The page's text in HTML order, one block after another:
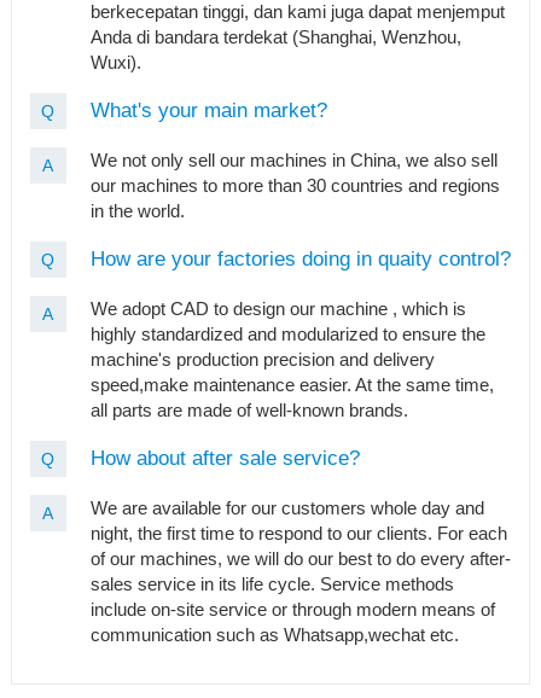
berkecepatan tinggi, dan kami juga dapat menjemput
Anda di bandara terdekat (Shanghai, Wenzhou,
Wuxi).
Q What's your main market?
A
We not only sell our machines in China, we also sell
our machines to more than 30 countries and regions
in the world.
Q How are your factories doing in quaity control?
A
We adopt CAD to design our machine , which is
highly standardized and modularized to ensure the
machine's production precision and delivery
speed,make maintenance easier. At the same time,
all parts are made of well-known brands.
Q How about after sale service?
A
We are available for our customers whole day and
night, the first time to respond to our clients. For each
of our machines, we will do our best to do every after-
sales service in its life cycle. Service methods
include on-site service or through modern means of
communication such as Whatsapp,wechat etc.